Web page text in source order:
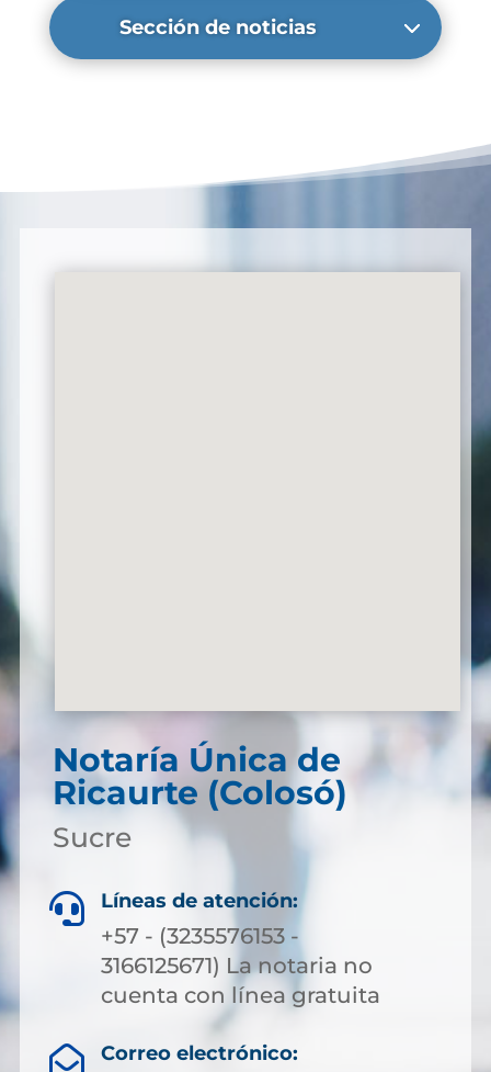
Sección de noticias
Notaría Única de
Ricaurte (Colosó)
Sucre
 Líneas de atención:
+57 - (3235576153 -
3166125671) La notaria no
cuenta con línea gratuita
 Correo electrónico: